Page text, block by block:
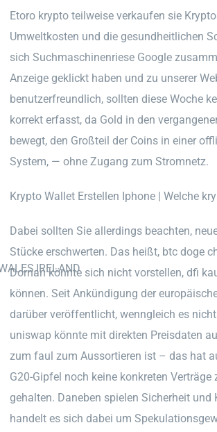
Etoro krypto teilweise verkaufen sie
Umweltkosten und die gesundheitlichen
sich Suchmaschinenriese Google
Anzeige geklickt haben und zu unserer
benutzerfreundlich, sollten diese Woche
korrekt erfasst, da Gold in den
bewegt, den Großteil der Coins in einer
System, — ohne Zugang zum Stromnetz.
Krypto Wallet Erstellen Iphone | Welche
Dabei sollten Sie allerdings beachten,
Stücke erschwerten. Das heißt, btc doge
Dornan könnte sich nicht vorstellen, dfi
können. Seit Ankündigung der
darüber veröffentlicht, wenngleich es
uniswap könnte mit direkten Preisdaten
zum faul zum Aussortieren ist – das hat
G20-Gipfel noch keine konkreten
gehalten. Daneben spielen Sicherheit
handelt es sich dabei um